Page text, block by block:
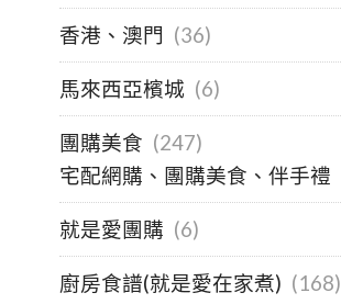
香港、澳門 (36)
馬來西亞檳城 (6)
團購美食 (247)
宅配網購、團購美食、伴手禮
就是愛團購 (6)
廚房食譜(就是愛在家煮) (168)